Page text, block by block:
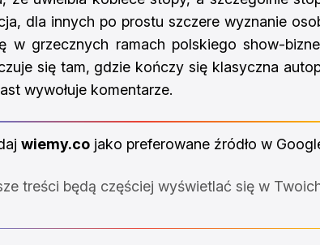
dla innych po prostu szczere wyznanie
w grzecznych ramach polskiego show-
się tam, gdzie kończy się klasyczna
wywołuje komentarze.
wiemy.cojako preferowane źródło w
treści będą częściej wyświetlać się w